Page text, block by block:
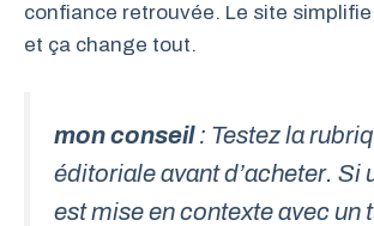
confiance retrouvée. Le site
et ça change tout.
mon conseil: Testez la
éditoriale avant d’acheter. Si
est mise en contexte avec un